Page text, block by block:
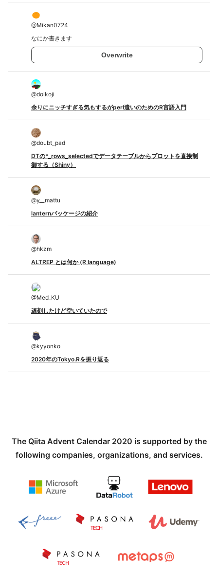
@Mikan0724
なにか書きます
Overwrite
@doikoji
余りにニッチすぎる気もするがperl遣いのためのR言語入門
@doubt_pad
DTの*_rows_selectedでデータテーブルからプロットを直接制
御する（Shiny）
@y__mattu
lanternパッケージの紹介
@hkzm
ALTREP とは何か (R language)
@Med_KU
遅刻したけど空いていたので
@kyyonko
2020年のTokyo.Rを振り返る
The Qiita Advent Calendar 2020 is supported by the
following companies, organizations, and services.